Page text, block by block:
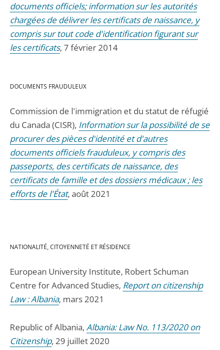
documents officiels; information sur les autorités
chargées de délivrer les certificats de naissance, y
compris sur tout code d'identification figurant sur
les certificats, 7 février 2014
DOCUMENTS FRAUDULEUX
Commission de l'immigration et du statut de réfugié
du Canada (CISR), Information sur la possibilité de se
procurer des pièces d'identité et d'autres
documents officiels frauduleux, y compris des
passeports, des certificats de naissance, des
certificats de famille et des dossiers médicaux ; les
efforts de l'État, août 2021
NATIONALITÉ, CITOYENNETÉ ET RÉSIDENCE
European University Institute, Robert Schuman
Centre for Advanced Studies, Report on citizenship
Law : Albania, mars 2021
Republic of Albania, Albania: Law No. 113/2020 on
Citizenship, 29 juillet 2020